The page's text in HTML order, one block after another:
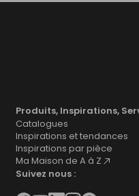
Produits, Inspirations,
Catalogues
Inspirations et tendances
Inspirations par pièce
Ma Maison de A à Z
Suivez nous :